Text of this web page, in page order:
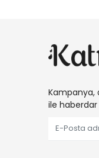
Kampanya,
ile